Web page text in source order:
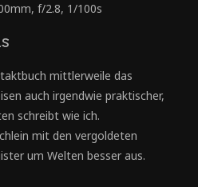
f/2.8, 1/100s
mittlerweile das
auch irgendwie praktischer,
schreibt wie ich.
mit den vergoldeten
um Welten besser aus.